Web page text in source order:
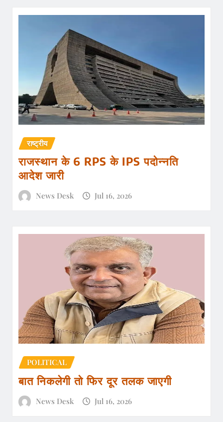
राष्ट्रीय
राजस्थान के 6 RPS के IPS पदोन्नति
आदेश जारी
News Desk Jul 16, 2026
POLITICAL
बात निकलेगी तो फिर दूर तलक जाएगी
News Desk Jul 16, 2026